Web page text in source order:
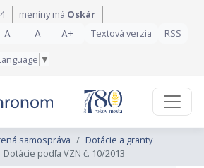
meniny má Oskár
A- A A+ Textová verzia
RSS
▼
samospráva
Dotácie a granty
Dotácie podľa VZN č. 10/2013